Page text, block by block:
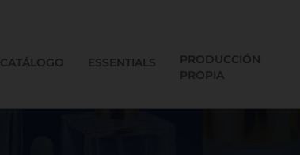
CATÁLOGO ESSENTIALS
PRODUCCIÓN
PROPIA